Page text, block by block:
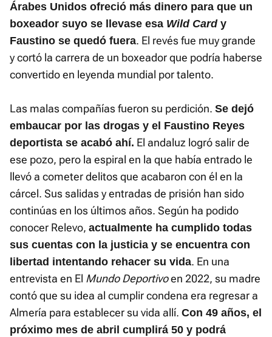
Árabes Unidos ofreció más dinero para que un
boxeador suyo se llevase esa Wild Cardy
Faustino se quedó fuera. El revés fue muy grande
y cortó la carrera de un boxeador que podría haberse
convertido en leyenda mundial por talento.
Las malas compañías fueron su perdición. Se dejó
embaucar por las drogas y el Faustino Reyes
deportista se acabó ahí. El andaluz logró salir de
ese pozo, pero la espiral en la que había entrado le
llevó a cometer delitos que acabaron con él en la
cárcel. Sus salidas y entradas de prisión han sido
continúas en los últimos años. Según ha podido
conocer Relevo, actualmente ha cumplido todas
sus cuentas con la justicia y se encuentra con
libertad intentando rehacer su vida. En una
entrevista en El Mundo Deportivoen 2022, su madre
contó que su idea al cumplir condena era regresar a
Almería para establecer su vida allí. Con 49 años, el
próximo mes de abril cumplirá 50 y podrá